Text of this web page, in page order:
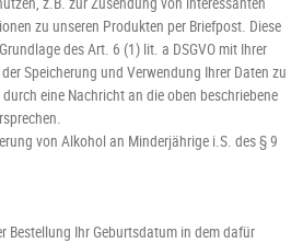
zu unseren Produkten per Briefpost. Diese
des Art. 6 (1) lit. a DSGVO mit Ihrer
Speicherung und Verwendung Ihrer Daten zu
eine Nachricht an die oben beschriebene
von Alkohol an Minderjährige i.S. des § 9
Bestellung Ihr Geburtsdatum in dem dafür